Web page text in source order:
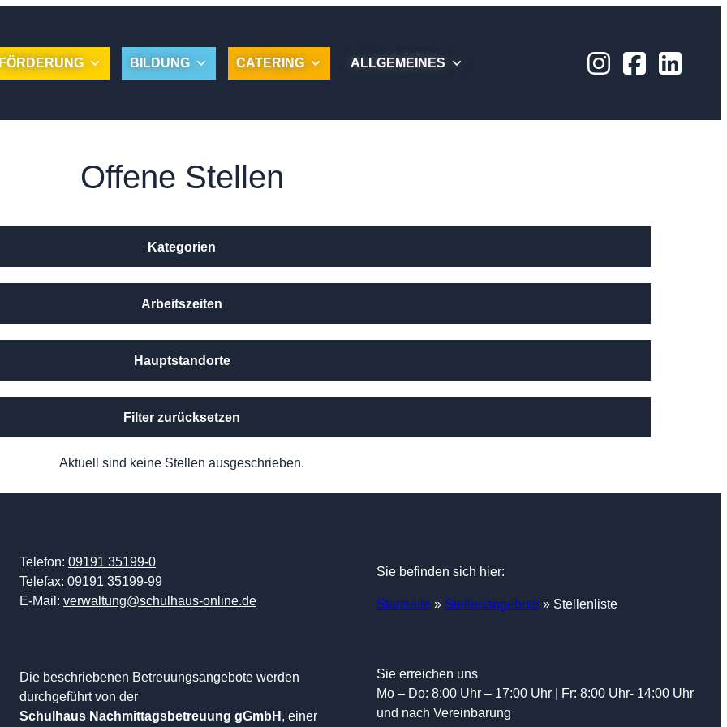
FÖRDERUNG BILDUNG CATERING ALLGEMEINES
Offene Stellen
Kategorien
Arbeitszeiten
Hauptstandorte
Filter zurücksetzen
Aktuell sind keine Stellen ausgeschrieben.
Telefon: 09191 35199-0
Telefax: 09191 35199-99
E-Mail: verwaltung@schulhaus-online.de
Sie befinden sich hier:
Startseite » Stellenangebote » Stellenliste
Die beschriebenen Betreuungsangebote werden
durchgeführt von der
Schulhaus Nachmittagsbetreuung gGmbH , einer
Sie erreichen uns
Mo – Do: 8:00 Uhr – 17:00 Uhr | Fr: 8:00 Uhr- 14:00 Uhr
und nach Vereinbarung